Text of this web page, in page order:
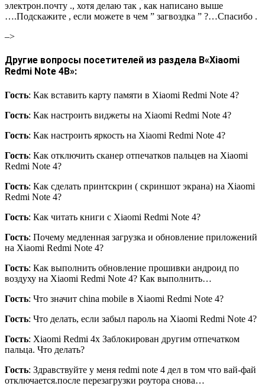
электрон.почту ., хотя делаю так , как написано выше
….Подскажите , если можете в чем ” загвоздка ” ?…Спасибо .
–>
Другие вопросы посетителей из раздела В«Xiaomi
Redmi Note 4В»:
Гость: Как вставить карту памяти в Xiaomi Redmi Note 4?
Гость: Как настроить виджеты на Xiaomi Redmi Note 4?
Гость: Как настроить яркость на Xiaomi Redmi Note 4?
Гость: Как отключить сканер отпечатков пальцев на Xiaomi
Redmi Note 4?
Гость: Как сделать принтскрин ( скриншот экрана) на Xiaomi
Redmi Note 4?
Гость: Как читать книги с Xiaomi Redmi Note 4?
Гость: Почему медленная загрузка и обновление приложений
на Xiaomi Redmi Note 4?
Гость: Как выполнить обновление прошивки андроид по
воздуху на Xiaomi Redmi Note 4? Как выполнить…
Гость: Что значит china mobile в Xiaomi Redmi Note 4?
Гость: Что делать, если забыл пароль на Xiaomi Redmi Note 4?
Гость: Xiaomi Redmi 4x Заблокирован другим отпечатком
пальца. Что делать?
Гость: Здравствуйте у меня redmi note 4 дел в том что вай-фай
отключается.после перезагрузки роутора снова…